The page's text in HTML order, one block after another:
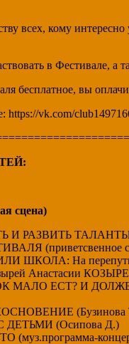
всех, кому
в Фестивале,
бесплатное, вы
https://vk.com/
сцена)
И РАЗВИТЬ ТАЛАНТЫ
(приветсвенное
ШКОЛА: На
Анастасии
МАЛО ЕСТ? И
(Бузинова
ДЕТЬМИ (Осипова Д.)
(муз.программа-